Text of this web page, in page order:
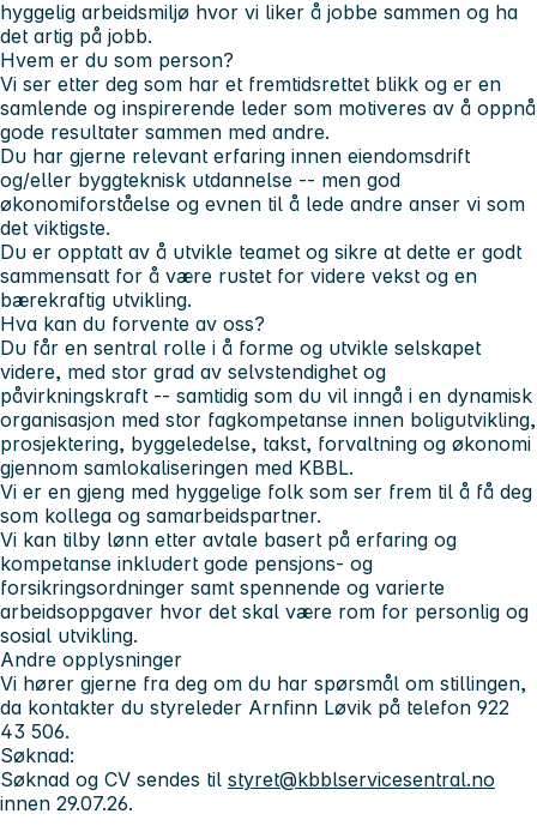
hyggelig arbeidsmiljø hvor vi liker å jobbe sammen og ha
det artig på jobb.
Hvem er du som person?
Vi ser etter deg som har et fremtidsrettet blikk og er en
samlende og inspirerende leder som motiveres av å oppnå
gode resultater sammen med andre.
Du har gjerne relevant erfaring innen eiendomsdrift
og/eller byggteknisk utdannelse -- men god
økonomiforståelse og evnen til å lede andre anser vi som
det viktigste.
Du er opptatt av å utvikle teamet og sikre at dette er godt
sammensatt for å være rustet for videre vekst og en
bærekraftig utvikling.
Hva kan du forvente av oss?
Du får en sentral rolle i å forme og utvikle selskapet
videre, med stor grad av selvstendighet og
påvirkningskraft -- samtidig som du vil inngå i en dynamisk
organisasjon med stor fagkompetanse innen boligutvikling,
prosjektering, byggeledelse, takst, forvaltning og økonomi
gjennom samlokaliseringen med KBBL.
Vi er en gjeng med hyggelige folk som ser frem til å få deg
som kollega og samarbeidspartner.
Vi kan tilby lønn etter avtale basert på erfaring og
kompetanse inkludert gode pensjons- og
forsikringsordninger samt spennende og varierte
arbeidsoppgaver hvor det skal være rom for personlig og
sosial utvikling.
Andre opplysninger
Vi hører gjerne fra deg om du har spørsmål om stillingen,
da kontakter du styreleder Arnfinn Løvik på telefon 922
43 506.
Søknad:
Søknad og CV sendes til styret@kbblservicesentral.no
innen 29.07.26.